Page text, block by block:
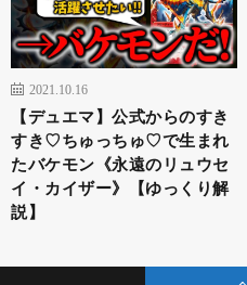
2021.10.16
【デュエマ】公式からのすき
すき♡ちゅっちゅ♡で生まれ
たバケモン《永遠のリュウセ
イ・カイザー》【ゆっくり解
説】